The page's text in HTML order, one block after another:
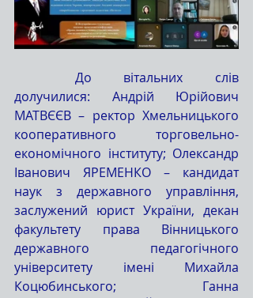
долучилися: Андрій Юрійович
МАТВЄЄВ – ректор Хмельницького
кооперативного торговельно-
економічного інституту; Олександр
Іванович ЯРЕМЕНКО – кандидат
наук з державного управління,
заслужений юрист України, декан
факультету права Вінницького
державного педагогічного
університету імені Михайла
Коцюбинського; Ганна